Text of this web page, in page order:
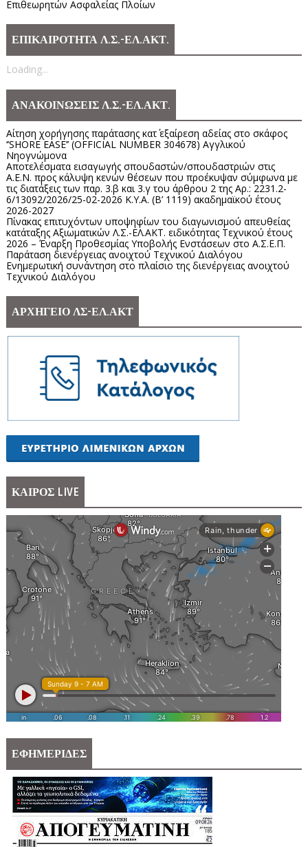
Επιθεωρητών Ασφαλείας Πλοίων
ΕΠΙΚΑΙΡΟΤΗΤΑ Λ.Σ.-ΕΛ.ΑΚΤ.
Loading...
ΑΝΑΚΟΙΝΩΣΕΙΣ Λ.Σ.-ΕΛ.ΑΚΤ.
Αίτηση χορήγησης παράτασης κατ΄ εξαίρεση αδείας στο σκάφος
‘’SHORE EASE’’ (OFFICIAL NUMBER 304678) Αγγλικού
Νηογνώμονα
Αποτελέσματα εισαγωγής σπουδαστών/σπουδαστριών στις
Α.Ε.Ν. προς κάλυψη κενών θέσεων που προέκυψαν σύμφωνα με
τις διατάξεις των παρ. 3.β και 3.γ του άρθρου 2 της Αρ.: 2231.2-
6/13092/2026/25-02-2026 Κ.Υ.Α. (Β’ 1119) ακαδημαϊκού έτους
2026-2027
Πίνακας επιτυχόντων υποψηφίων του διαγωνισμού απευθείας
κατάταξης Αξιωματικών Λ.Σ.-ΕΛ.ΑΚΤ. ειδικότητας Τεχνικού έτους
2026 – Έναρξη Προθεσμίας Υποβολής Ενστάσεων στο Α.Σ.Ε.Π.
Παράταση διενέργειας ανοιχτού Τεχνικού Διαλόγου
Ενημερωτική συνάντηση στο πλαίσιο της διενέργειας ανοιχτού
Τεχνικού Διαλόγου
ΑΡΧΗΓΕΙΟ ΛΣ-ΕΛ.ΑΚΤ
ΚΑΙΡΟΣ LIVE
ΕΦΗΜΕΡΙΔΕΣ